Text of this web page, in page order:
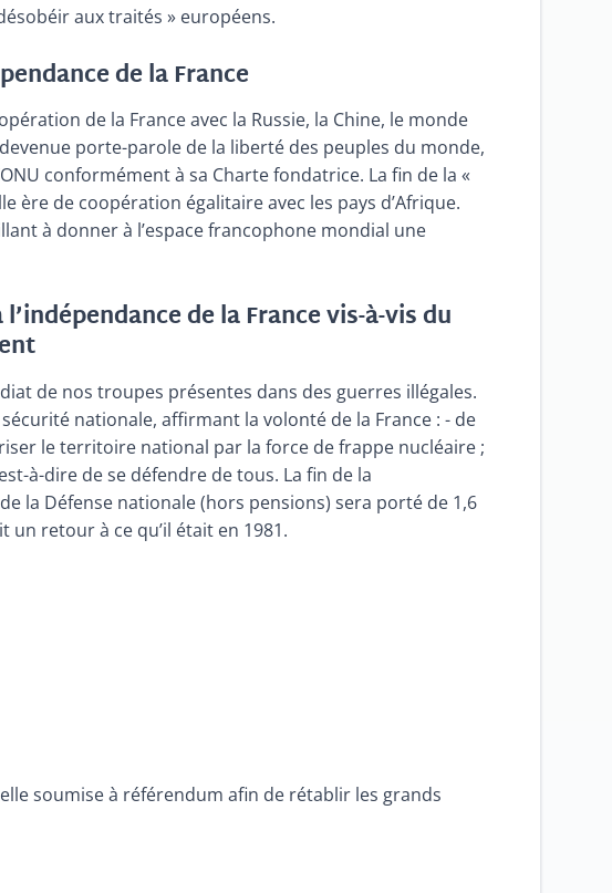
aux traités » européens.
de la France
de la France avec la Russie, la Chine, le monde
porte-parole de la liberté des peuples du monde,
conformément à sa Charte fondatrice. La fin de la «
ère de coopération égalitaire avec les pays d’Afrique.
à donner à l’espace francophone mondial une
de la France vis-à-vis du
de nos troupes présentes dans des guerres illégales.
nationale, affirmant la volonté de la France : - de
le territoire national par la force de frappe nucléaire ;
à-dire de se défendre de tous. La fin de la
la Défense nationale (hors pensions) sera porté de 1,6
un retour à ce qu’il était en 1981.
soumise à référendum afin de rétablir les grands